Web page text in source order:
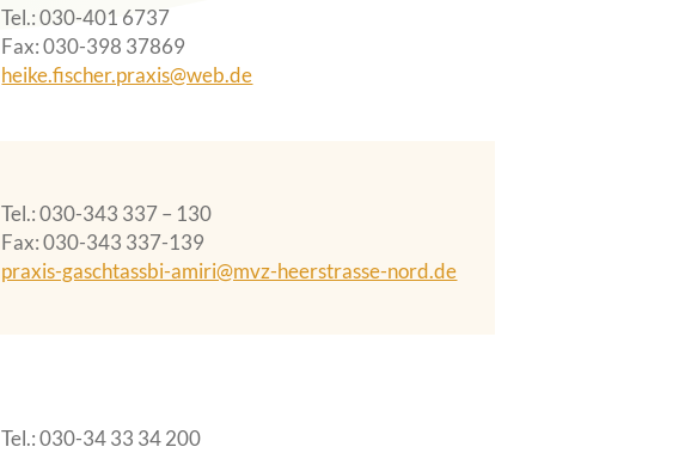
Tel. 030-401 6737
Fax 030-398 37869
heike.fischer.praxis@web.de
Tel. 030-343 337 – 130
Fax 030-343 337-139
praxis-gaschtassbi-amiri@mvz-heerstrasse-nord.de
Tel. 030-34 33 34 200